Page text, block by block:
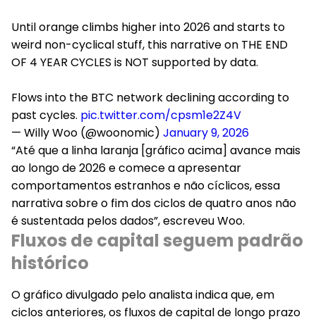
Until orange climbs higher into 2026 and starts to
weird non-cyclical stuff, this narrative on THE END
OF 4 YEAR CYCLES is NOT supported by data.
Flows into the BTC network declining according to
past cycles. pic.twitter.com/cpsm1e2Z4V
— Willy Woo (@woonomic) January 9, 2026
“Até que a linha laranja [gráfico acima] avance mais
ao longo de 2026 e comece a apresentar
comportamentos estranhos e não cíclicos, essa
narrativa sobre o fim dos ciclos de quatro anos não
é sustentada pelos dados”, escreveu Woo.
Fluxos de capital seguem padrão
histórico
O gráfico divulgado pelo analista indica que, em
ciclos anteriores, os fluxos de capital de longo prazo